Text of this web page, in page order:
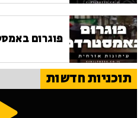
פוגרום
תוכניות חדשות